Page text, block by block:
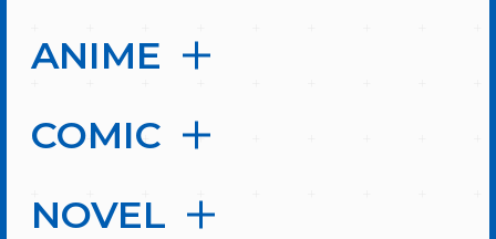
ANIME
COMIC
NOVEL